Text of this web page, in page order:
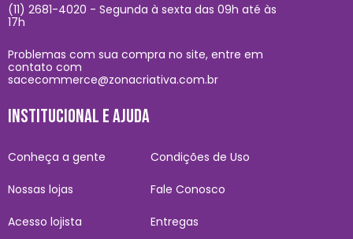
(11) 2681-4020 - Segunda à sexta das 09h até às
17h
Problemas com sua compra no site, entre em
contato com
sacecommerce@zonacriativa.com.br
INSTITUCIONAL E AJUDA
Conheça a gente
Nossas lojas
Acesso lojista
Condições de Uso
Fale Conosco
Entregas